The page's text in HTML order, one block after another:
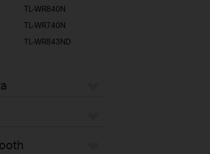
TL-WR840N
TL-WR740N
TL-WR843ND